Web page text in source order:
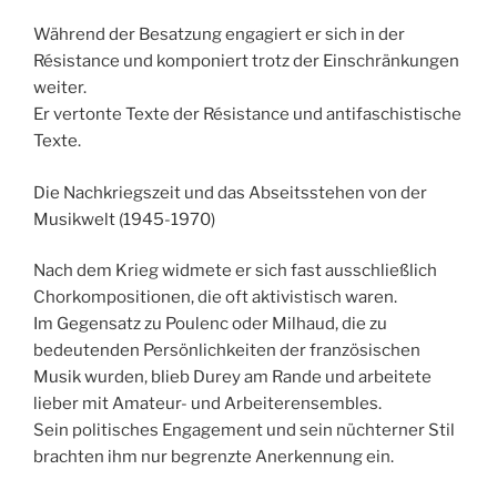
Während der Besatzung engagiert er sich in der
Résistance und komponiert trotz der Einschränkungen
weiter.
Er vertonte Texte der Résistance und antifaschistische
Texte.
Die Nachkriegszeit und das Abseitsstehen von der
Musikwelt (1945-1970)
Nach dem Krieg widmete er sich fast ausschließlich
Chorkompositionen, die oft aktivistisch waren.
Im Gegensatz zu Poulenc oder Milhaud, die zu
bedeutenden Persönlichkeiten der französischen
Musik wurden, blieb Durey am Rande und arbeitete
lieber mit Amateur- und Arbeiterensembles.
Sein politisches Engagement und sein nüchterner Stil
brachten ihm nur begrenzte Anerkennung ein.